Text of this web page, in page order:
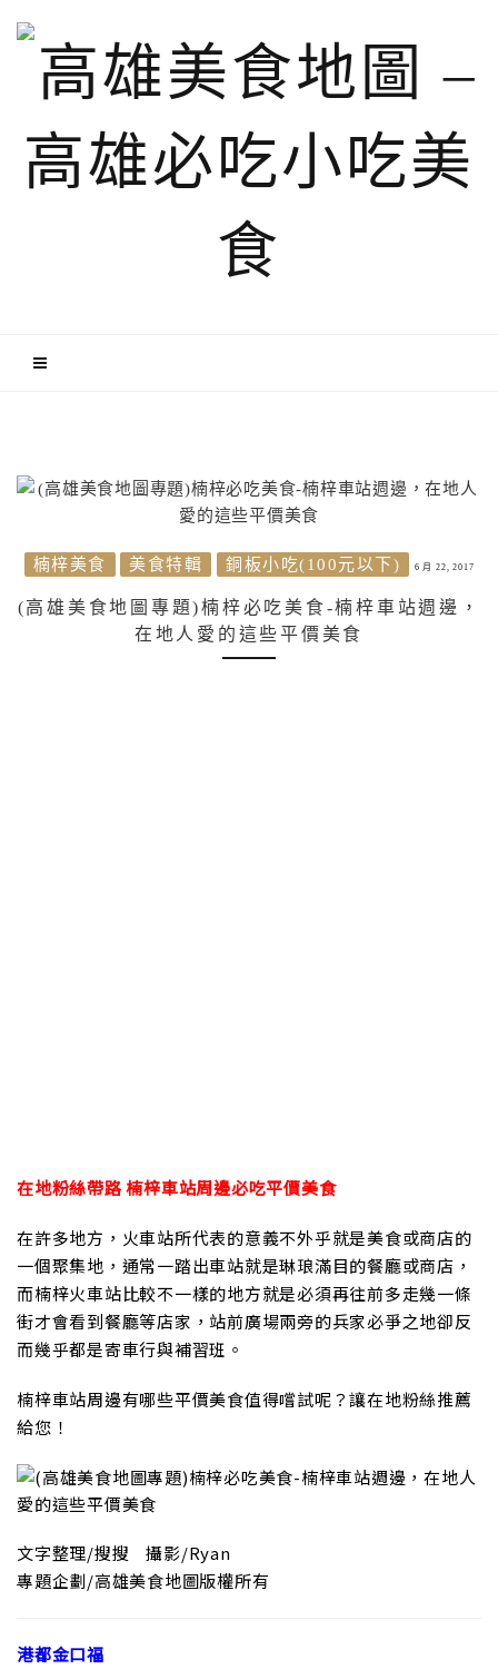
楠梓美食 美食特輯 銅板小吃(100元以下) 6 月 22, 2017
(高雄美食地圖專題)楠梓必吃美食-楠梓車站週邊，
在地人愛的這些平價美食
在地粉絲帶路 楠梓車站周邊必吃平價美食
在許多地方，火車站所代表的意義不外乎就是美食或商店的
一個聚集地，通常一踏出車站就是琳琅滿目的餐廳或商店，
而楠梓火車站比較不一樣的地方就是必須再往前多走幾一條
街才會看到餐廳等店家，站前廣場兩旁的兵家必爭之地卻反
而幾乎都是寄車行與補習班。
楠梓車站周邊有哪些平價美食值得嚐試呢？讓在地粉絲推薦
給您！
文字整理/搜搜 攝影/Ryan
專題企劃/高雄美食地圖版權所有
港都金口福